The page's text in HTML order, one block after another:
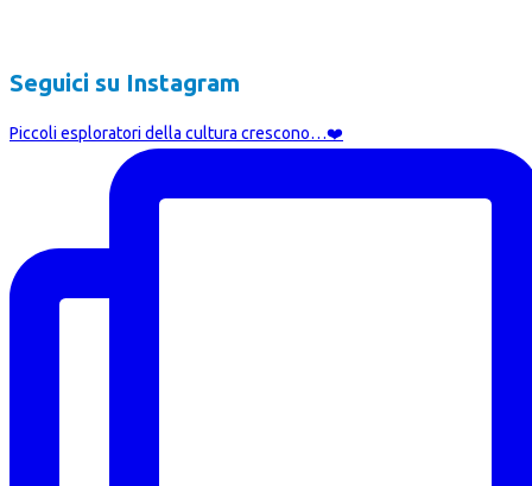
Seguici su Instagram
Piccoli esploratori della cultura crescono…❤️